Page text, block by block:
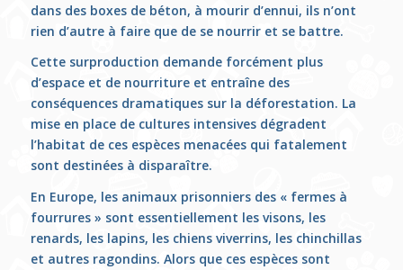
dans des boxes de béton, à mourir d’ennui, ils n’ont
rien d’autre à faire que de se nourrir et se battre.
Cette surproduction demande forcément plus
d’espace et de nourriture et entraîne des
conséquences dramatiques sur la déforestation. La
mise en place de cultures intensives dégradent
l’habitat de ces espèces menacées qui fatalement
sont destinées à disparaître.
En Europe, les animaux prisonniers des « fermes à
fourrures » sont essentiellement les visons, les
renards, les lapins, les chiens viverrins, les chinchillas
et autres ragondins. Alors que ces espèces sont